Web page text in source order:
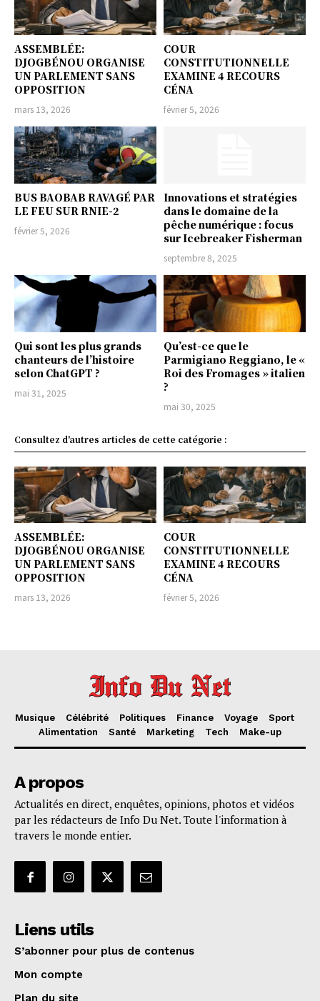
ASSEMBLÉE:
DJOGBÉNOU ORGANISE
UN PARLEMENT SANS
OPPOSITION
mars 13, 2026
COUR
CONSTITUTIONNELLE
EXAMINE 4 RECOURS
CÉNA
février 5, 2026
BUS BAOBAB RAVAGÉ PAR
LE FEU SUR RNIE-2
février 5, 2026
Innovations et stratégies
dans le domaine de la
pêche numérique : focus
sur Icebreaker Fisherman
septembre 8, 2025
Qui sont les plus grands
chanteurs de l’histoire
selon ChatGPT ?
mai 31, 2025
Qu’est-ce que le
Parmigiano Reggiano, le «
Roi des Fromages » italien
?
mai 30, 2025
Consultez d'autres articles de cette catégorie :
ASSEMBLÉE:
DJOGBÉNOU ORGANISE
UN PARLEMENT SANS
OPPOSITION
mars 13, 2026
COUR
CONSTITUTIONNELLE
EXAMINE 4 RECOURS
CÉNA
février 5, 2026
Musique Célébrité Politiques Finance Voyage
Sport
Alimentation
Santé Marketing Tech Make-up
A propos
Actualités en direct, enquêtes, opinions, photos et vidéos
par les rédacteurs de Info Du Net. Toute l'information à
travers le monde entier.
Liens utils
S’abonner pour plus de contenus
Mon compte
Plan du site